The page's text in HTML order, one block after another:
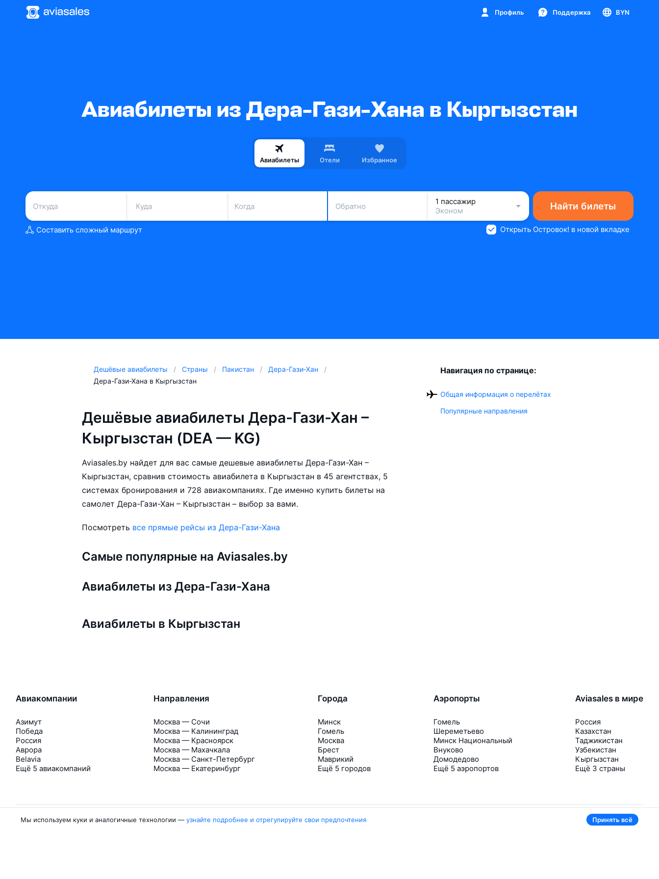
Профиль Поддержка BYN
Авиабилеты из Дера-Гази-Хана в Кыргызстан
Авиабилеты Отели Избранное
Когда Обратно
1 пассажир
Эконом
Найти билеты
Составить сложный маршрут Открыть Островок! в новой вкладке
Дешёвые авиабилеты Страны Пакистан
Дера-Гази-Хан
Дера-Гази-Хана в Кыргызстан
Дешёвые авиабилеты Дера-Гази-Хан –
Кыргызстан (DEA — KG)
Aviasales.by найдет для вас самые дешевые авиабилеты Дера-Гази-Хан –
Кыргызстан, сравнив стоимость авиабилета в Кыргызстан в 45 агентствах, 5
системах бронирования и 728 авиакомпаниях. Где именно купить билеты на
самолет Дера-Гази-Хан – Кыргызстан – выбор за вами.
Посмотреть все прямые рейсы из Дера-Гази-Хана
Самые популярные на Aviasales.by
Авиабилеты из Дера-Гази-Хана
Авиабилеты в Кыргызстан
Навигация по странице:
Общая информация о перелётах
Популярные направления
Авиакомпании
Азимут
Победа
Россия
Аврора
Belavia
Ещё 5 авиакомпаний
Направления
Москва — Сочи
Москва — Калининград
Москва — Красноярск
Москва — Махачкала
Москва — Санкт-Петербург
Москва — Екатеринбург
Города
Минск
Гомель
Москва
Брест
Маврикий
Ещё 5 городов
Аэропорты
Гомель
Шереметьево
Минск Национальный
Внуково
Домодедово
Ещё 5 аэропортов
Aviasales в мире
Россия
Казахстан
Таджикистан
Узбекистан
Кыргызстан
Ещё 3 страны
Мы используем куки и аналогичные технологии — узнайте подробнее и отрегулируйте свои предпочтения Принять всё